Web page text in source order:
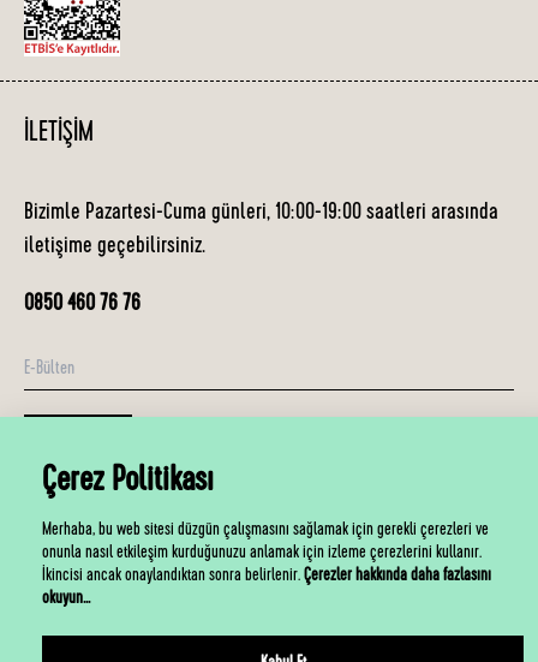
İLETIŞIM
Bizimle Pazartesi-Cuma günleri, 10:00-19:00 saatleri arasında
iletişime geçebilirsiniz.
0850 460 76 76
E-Bülten
Çerez Politikası
Merhaba, bu web sitesi düzgün çalışmasını sağlamak için gerekli çerezleri ve
onunla nasıl etkileşim kurduğunuzu anlamak için izleme çerezlerini kullanır.
İkincisi ancak onaylandıktan sonra belirlenir.Çerezler hakkında daha fazlasını
okuyun...